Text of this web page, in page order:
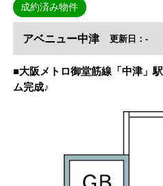
成約済み物件
アベニュー中津 更新日：-
■大阪メトロ御堂筋線「中津」
ム完成♪